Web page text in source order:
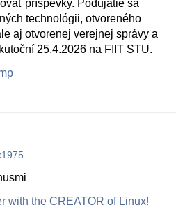
príspevky. Podujatie sa
technológii, otvoreného
aj otvorenej verejnej správy a
25.4.2026 na FIIT STU.
with the CREATOR of Linux!